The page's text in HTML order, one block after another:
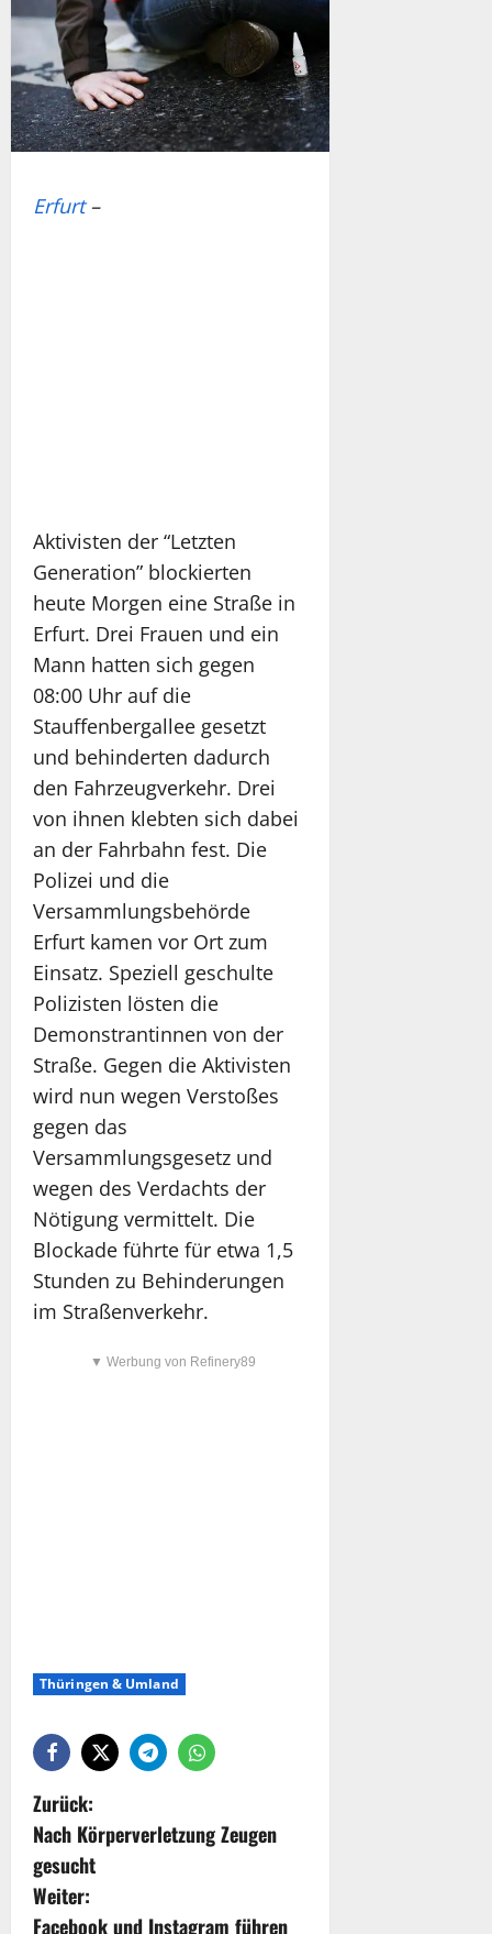
Erfurt–
Aktivisten der “Letzten
Generation” blockierten
heute Morgen eine Straße in
Erfurt. Drei Frauen und ein
Mann hatten sich gegen
08:00 Uhr auf die
Stauffenbergallee gesetzt
und behinderten dadurch
den Fahrzeugverkehr. Drei
von ihnen klebten sich dabei
an der Fahrbahn fest. Die
Polizei und die
Versammlungsbehörde
Erfurt kamen vor Ort zum
Einsatz. Speziell geschulte
Polizisten lösten die
Demonstrantinnen von der
Straße. Gegen die Aktivisten
wird nun wegen Verstoßes
gegen das
Versammlungsgesetz und
wegen des Verdachts der
Nötigung vermittelt. Die
Blockade führte für etwa 1,5
Stunden zu Behinderungen
im Straßenverkehr.
▼ Werbung von Refinery89
Thüringen & Umland
Zurück:
Nach Körperverletzung Zeugen
gesucht
Weiter:
Facebook und Instagram führen